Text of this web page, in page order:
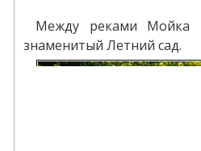
Между реками Мойка
знаменитый Летний сад.